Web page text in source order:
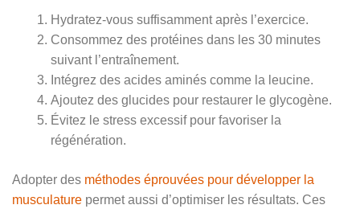
Hydratez-vous suffisamment après l’exercice.
Consommez des protéines dans les 30 minutes
suivant l’entraînement.
Intégrez des acides aminés comme la leucine.
Ajoutez des glucides pour restaurer le glycogène.
Évitez le stress excessif pour favoriser la
régénération.
Adopter des méthodes éprouvées pour développer la
musculature permet aussi d’optimiser les résultats. Ces